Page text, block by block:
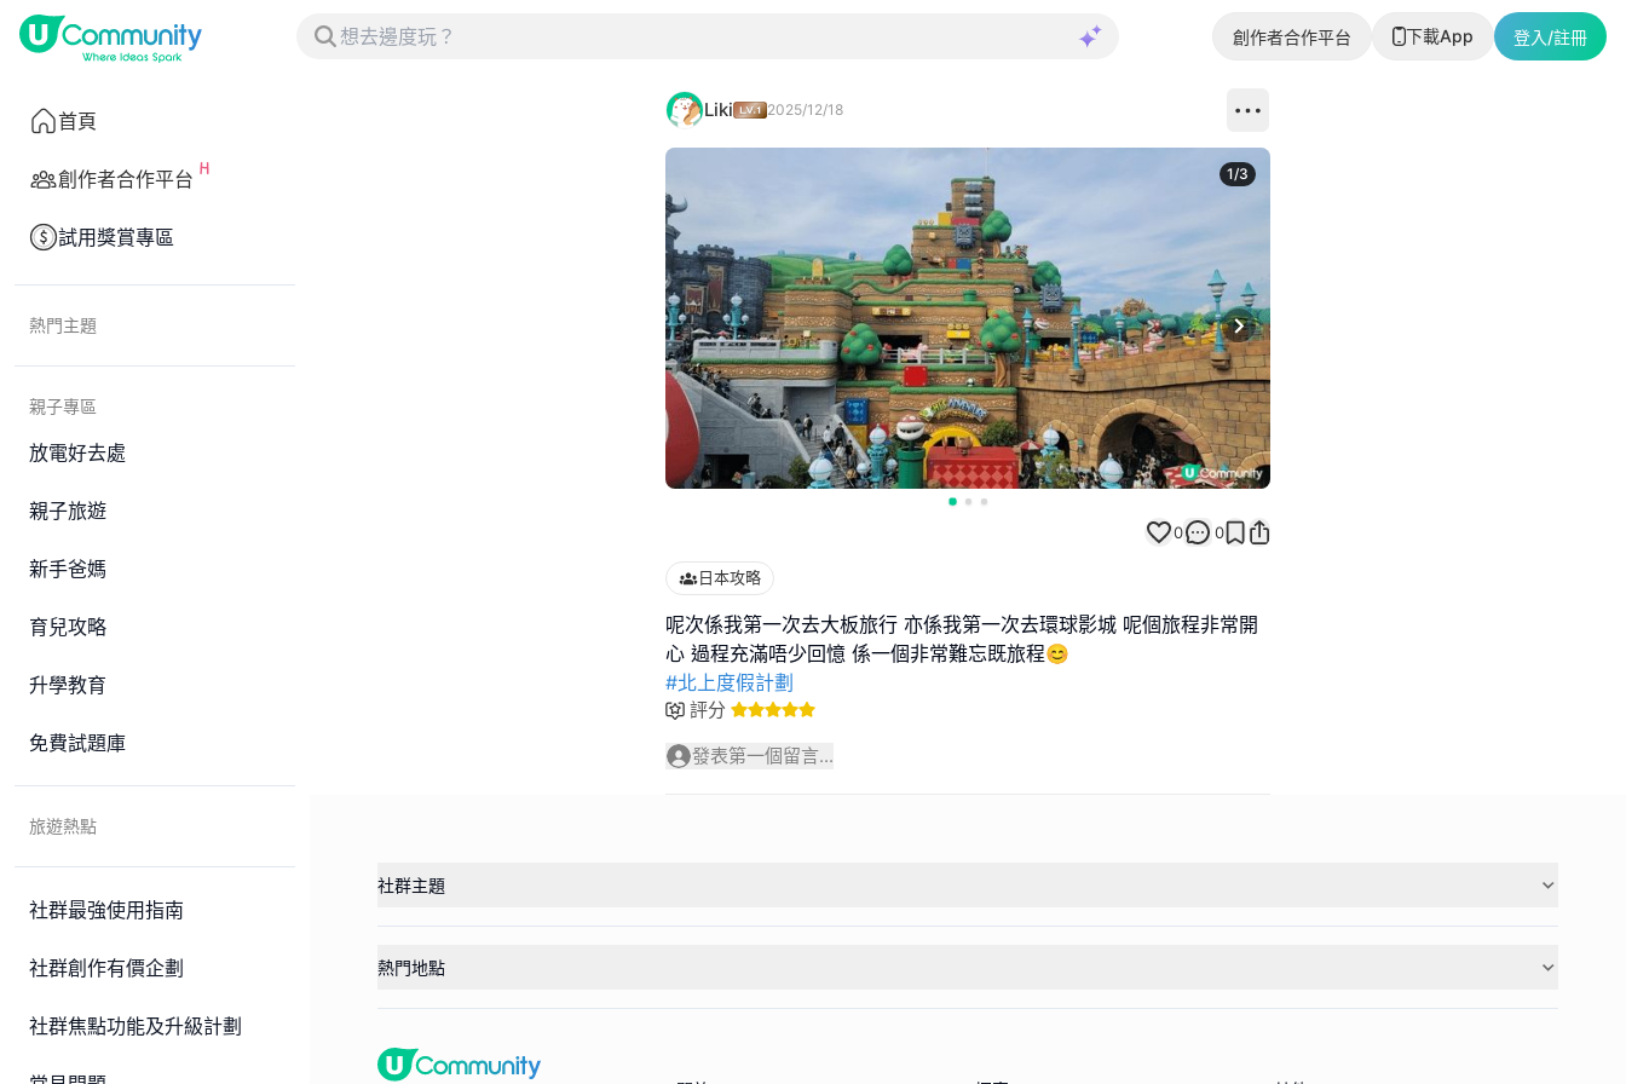
創作者合作平台 下載App 登入/註冊
首頁
創作者合作平台
試用獎賞專區
熱門主題
親子專區
放電好去處
親子旅遊
新手爸媽
育兒攻略
升學教育
免費試題庫
旅遊熱點
社群最強使用指南
社群創作有價企劃
社群焦點功能及升級計劃
Liki 2025/12/18
Next slide
1/3
0 0
日本攻略
呢次係我第一次去大板旅行 亦係我第一次去環球影城 呢個旅程非常開
#北上度假計劃
評分
發表第一個留言...
社群主題
熱門地點